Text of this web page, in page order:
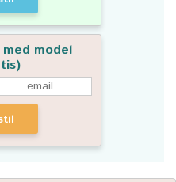
med model